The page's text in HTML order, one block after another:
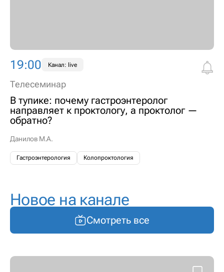
19:00 Канал: live
Телесеминар
В тупике: почему гастроэнтеролог
направляет к проктологу, а проктолог —
обратно?
Данилов М.А.
Гастроэнтерология Колопроктология
Новое на канале
Смотреть все